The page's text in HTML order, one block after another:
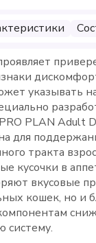
указывать
PLAN Adult
для
тракта
кусочки в
вкусовые
кошек, но и
систему.